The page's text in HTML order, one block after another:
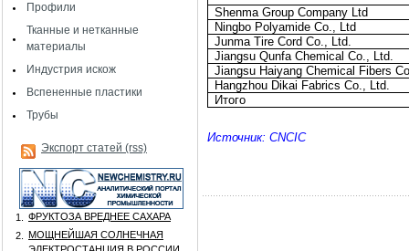
Профили
Тканные и нетканные
материалы
Индустрия искож
Вспененные пластики
Трубы
Экспорт статей (rss)
1.
ФРУКТОЗА ВРЕДНЕЕ САХАРА
2.
МОЩНЕЙШАЯ СОЛНЕЧНАЯ
Shenma Group Company Ltd
Ningbo Polyamide Co., Ltd
Junma Tire Cord Co., Ltd.
Jiangsu Qunfa Chemical Co., Ltd.
Jiangsu Haiyang Chemical Fibers
Hangzhou Dikai Fabrics Co., Ltd.
Итого
Источник: CNCIC